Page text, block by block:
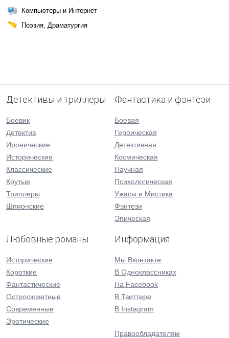
Компьютеры и Интернет
Поэзия, Драматургия
Детективы и триллеры
Боевик
Детектив
Иронические
Исторические
Классические
Крутые
Триллеры
Шпионские
Фантастика и фэнтези
Боевая
Героическая
Детективная
Космическая
Научная
Психологическая
Ужасы и Мистика
Фэнтези
Эпическая
Любовные романы
Исторические
Короткие
Фантастические
Остросюжетные
Современные
Эротические
Информация
Мы Вконтакте
В Одноклассниках
На Facebook
В Твиттере
В Instagram
Правообладателям